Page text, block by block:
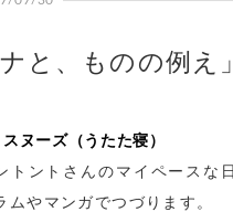
と、ものの例え
スヌーズ（うたた寝）
トントさんのマイペースな
ムやマンガでつづります。